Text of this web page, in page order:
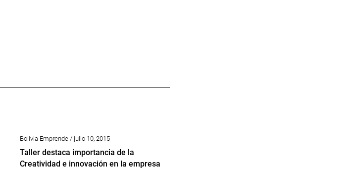
Bolivia Emprende / julio 10, 2015
Taller destaca importancia de la
Creatividad e innovación en la empresa